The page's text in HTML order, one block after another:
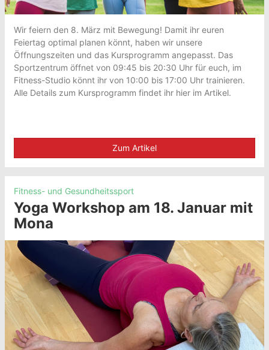
Wir feiern den 8. März mit Bewegung! Damit ihr euren
Feiertag optimal planen könnt, haben wir unsere
Öffnungszeiten und das Kursprogramm angepasst. Das
Sportzentrum öffnet von 09:45 bis 20:30 Uhr für euch, im
Fitness-Studio könnt ihr von 10:00 bis 17:00 Uhr trainieren.
Alle Details zum Kursprogramm findet ihr hier im Artikel.
Zum Artikel
Fitness- und Gesundheitssport
Yoga Workshop am 18. Januar mit
Mona